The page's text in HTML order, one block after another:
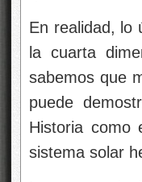
En realidad, lo
la cuarta
sabemos que
puede
Historia como
sistema solar